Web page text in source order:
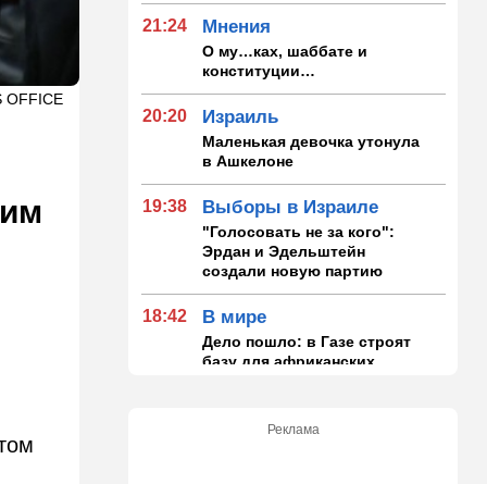
OFFICE
21:24 Мнения
О му…ках, шаббате и
конституции…
20:20 Израиль
Маленькая девочка утонула
в Ашкелоне
19:38 Выборы в Израиле
"Голосовать не за кого":
Эрдан и Эдельштейн
создали новую партию
18:42 В мире
Дело пошло: в Газе строят
базу для африканских
Реклама